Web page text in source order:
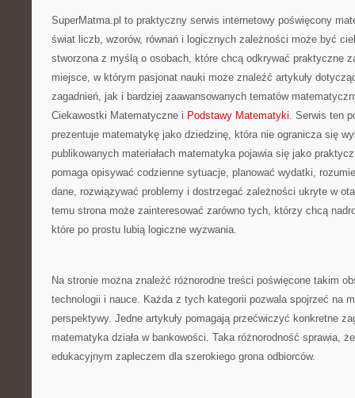
SuperMatma.pl to praktyczny serwis internetowy poświęcony
świat liczb, wzorów, równań i logicznych zależności może być
stworzona z myślą o osobach, które chcą odkrywać praktyczne
miejsce, w którym pasjonat nauki może znaleźć artykuły
zagadnień, jak i bardziej zaawansowanych tematów
Ciekawostki Matematyczne i Podstawy Matematyki. Serwis ten
prezentuje matematykę jako dziedzinę, która nie ogranicza się
publikowanych materiałach matematyka pojawia się jako
pomaga opisywać codzienne sytuacje, planować wydatki,
dane, rozwiązywać problemy i dostrzegać zależności ukryte w
temu strona może zainteresować zarówno tych, którzy chcą
które po prostu lubią logiczne wyzwania.
Na stronie można znaleźć różnorodne treści poświęcone takim
technologii i nauce. Każda z tych kategorii pozwala spojrzeć na
perspektywy. Jedne artykuły pomagają przećwiczyć konkretne
matematyka działa w bankowości. Taka różnorodność sprawia,
edukacyjnym zapleczem dla szerokiego grona odbiorców.